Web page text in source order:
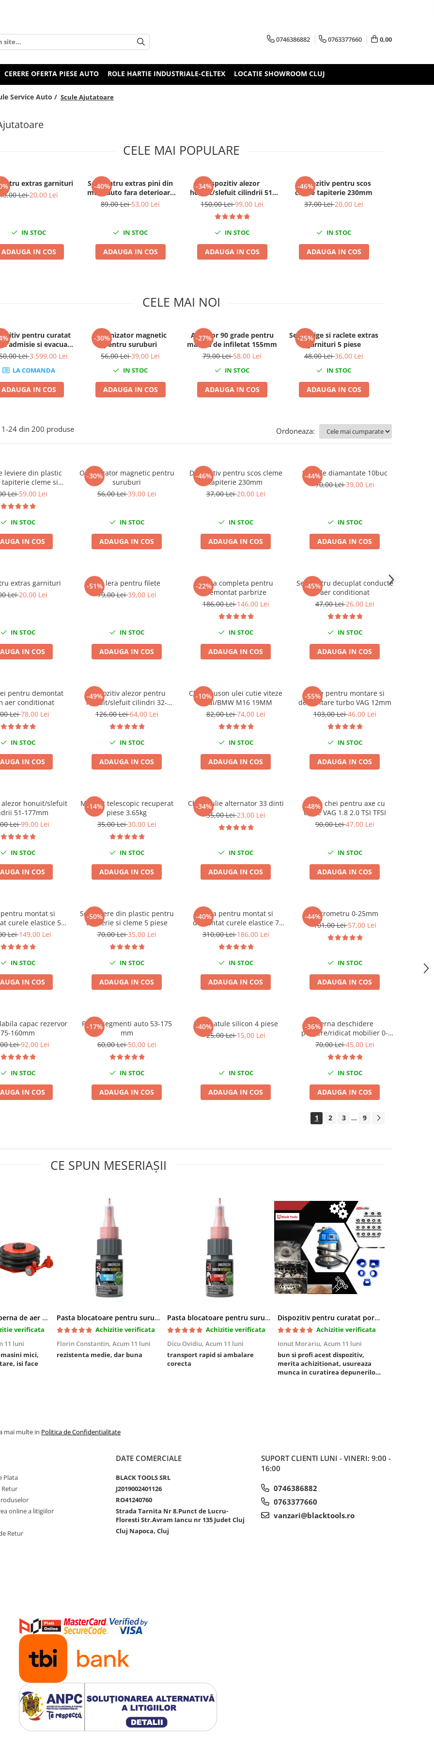
0746386882 0763377660 0,00
CERERE OFERTA PIESE AUTO ROLE HARTIE INDUSTRIALE-CELTEX LOCATIE SHOWROOM CLUJ
Service Auto / Scule Ajutatoare
CELE MAI POPULARE
extras garnituri
Lei20,00 Lei
IN STOC
ADAUGA IN COS
-40%
Set pentru extras pini din
mufe auto fara deterioare
38 piese
89,00 Lei53,00 Lei
IN STOC
ADAUGA IN COS
-34%Dispozitiv alezor
honuit/slefuit cilindrii 51-
177mm
150,00 Lei99,00 Lei
IN STOC
ADAUGA IN COS
-46%
Dispozitiv pentru scos
cleme tapiterie 230mm
37,00 Lei20,00 Lei
IN STOC
ADAUGA IN COS
CELE MAI NOI
pentru curatat
admisie si evacuare
demontare cu
Lei3.599,00 Lei
LA COMANDA
ADAUGA IN COS
-30%
Organizator magnetic
pentru suruburi
56,00 Lei39,00 Lei
IN STOC
ADAUGA IN COS
-27%
Adaptor 90 grade pentru
masina de infiletat 155mm
79,00 Lei58,00 Lei
IN STOC
ADAUGA IN COS
-25%
Set carlige si raclete extras
garnituri 5 piese
48,00 Lei36,00 Lei
IN STOC
ADAUGA IN COS
1-24 din 200 produse Ordoneaza:
leviere din plastic
cleme si
auto 11 piese
Lei59,00 Lei
IN STOC
IN COS
-30%
Organizator magnetic pentru
suruburi
56,00 Lei39,00 Lei
IN STOC
ADAUGA IN COS
-46%
Dispozitiv pentru scos cleme
tapiterie 230mm
37,00 Lei20,00 Lei
IN STOC
ADAUGA IN COS
-44%
Set pile diamantate 10buc
70,00 Lei39,00 Lei
IN STOC
ADAUGA IN COS
extras garnituri
Lei20,00 Lei
IN STOC
IN COS
-51%
Set lera pentru filete
79,00 Lei39,00 Lei
IN STOC
ADAUGA IN COS
-22%
Trusa completa pentru
demontat parbrize
186,00 Lei146,00 Lei
IN STOC
ADAUGA IN COS
-45%
Set pentru decuplat conducte
aer conditionat
47,00 Lei26,00 Lei
IN STOC
ADAUGA IN COS
pentru demontat
aer conditionat
Lei78,00 Lei
IN STOC
IN COS
-49%
Dispozitiv alezor pentru
honuit/slefuit cilindri 32-
89mm
126,00 Lei64,00 Lei
IN STOC
ADAUGA IN COS
-10%
Cheie buson ulei cutie viteze
Audi/BMW M16 19MM
82,00 Lei74,00 Lei
IN STOC
ADAUGA IN COS
-55%
Cheie pentru montare si
demontare turbo VAG 12mm
103,00 Lei46,00 Lei
IN STOC
ADAUGA IN COS
alezor honuit/slefuit
51-177mm
Lei99,00 Lei
IN STOC
IN COS
-14%
Magnet telescopic recuperat
piese 3.65kg
35,00 Lei30,00 Lei
IN STOC
ADAUGA IN COS
-34%
Cheie fulie alternator 33 dinti
35,00 Lei23,00 Lei
IN STOC
ADAUGA IN COS
-48%
Trusa chei pentru axe cu
came VAG 1.8 2.0 TSI TFSI
90,00 Lei47,00 Lei
IN STOC
ADAUGA IN COS
montat si
curele elastice 5
piese
Lei149,00 Lei
IN STOC
IN COS
-50%
Set leviere din plastic pentru
tapiterie si cleme 5 piese
70,00 Lei35,00 Lei
IN STOC
ADAUGA IN COS
-40%
Trusa pentru montat si
demontat curele elastice 7
piese
310,00 Lei186,00 Lei
IN STOC
ADAUGA IN COS
-44%Micrometru 0-25mm
101,00 Lei57,00 Lei
IN STOC
ADAUGA IN COS
capac rezervor
75-160mm
Lei92,00 Lei
IN STOC
IN COS
-17%
Presa segmenti auto 53-175
mm
60,00 Lei50,00 Lei
IN STOC
ADAUGA IN COS
-40%
Set spatule silicon 4 piese
25,00 Lei15,00 Lei
IN STOC
ADAUGA IN COS
-36%Perna deschidere
portiere/ridicat mobilier 0-
50mm
70,00 Lei45,00 Lei
IN STOC
ADAUGA IN COS
1 2 3 ... 9
CE SPUN MESERIAȘII
Cric pneumatic perna de aer cu inaltator 6T
verificata
11 luni
mici,
isi face
Pasta blocatoare pentru suruburi,rezistenta medie
Achizitie verificata
Florin Constantin, Acum 11 luni
rezistenta medie, dar buna
Pasta blocatoare pentru suruburi,rezistenta inalta
Achizitie verificata
Dicu Ovidiu, Acum 11 luni
transport rapid si ambalare
corecta
Dispozitiv pentru curatat porturi admisie si evacuare fara demontare cu coji de nuca si accesorii incluse
Achizitie verificata
Ionut Morariu, Acum 11 luni
bun si profi acest dispozitiv,
merita achizitionat, usureaza
munca in curatirea depunerilor
mai multe in Politica de Confidentialitate
Plata
Retur
online a litigiilor
Retur
DATE COMERCIALE
BLACK TOOLS SRL
J2019002401126
RO41240760
Strada Tarnita Nr 8.Punct de Lucru-
Floresti Str.Avram Iancu nr 135 Judet Cluj
Cluj Napoca, Cluj
SUPORT CLIENTI LUNI - VINERI: 9:00 -
16:00
0746386882
0763377660
vanzari@blacktools.ro